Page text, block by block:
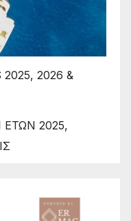
2025, 2026 &
2025,